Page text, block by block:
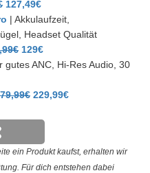
127,49€
| Akkulaufzeit,
Headset Qualität
129€
gutes ANC, Hi-Res Audio, 30
229,99€
ein Produkt kaufst, erhalten wir
Für dich entstehen dabei